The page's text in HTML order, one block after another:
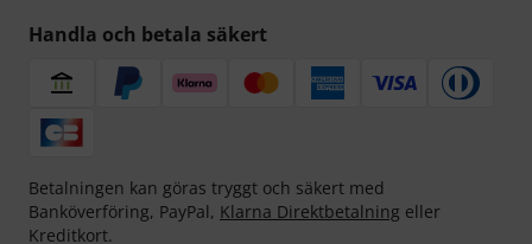
Handla och betala säkert
Betalningen kan göras tryggt och säkert med
Banköverföring, PayPal, Klarna Direktbetalning eller
Kreditkort.